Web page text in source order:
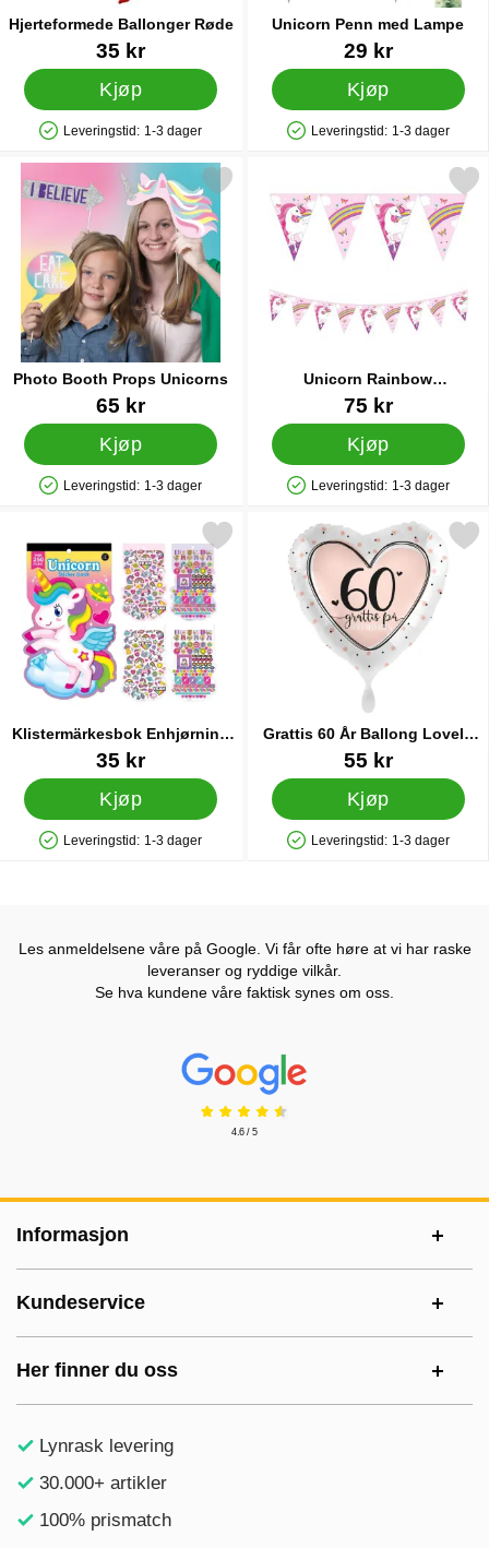
Hjerteformede Ballonger Røde
Varenummer 40971
35 kr
Kjøp
Produkttilgjengelighet: På lager
Leveringstid: 1-3 dager
Unicorn Penn med Lampe
Varenummer 23611
29 kr
Kjøp
Produkttilgjengelighet: På lager
Leveringstid: 1-3 dager
Photo Booth Props Unicorns
Varenummer 18010
65 kr
Kjøp
Produkttilgjengelighet: På lager
Leveringstid: 1-3 dager
Merk photo Booth Props Unicorns som favoritt
Unicorn Rainbow
Flaggirlander
Varenummer 42200
75 kr
Kjøp
Produkttilgjengelighet: På lager
Leveringstid: 1-3 dager
Merk unicorn Rainbow
Klistermärkesbok Enhjørning
250 stk
Varenummer 82933
35 kr
Kjøp
Produkttilgjengelighet: På lager
Leveringstid: 1-3 dager
Merk klistermärkesbok Enhjørning 250 stk som favoritt
Grattis 60 År Ballong Lovely
Birthday
Varenummer 35959
55 kr
Kjøp
Produkttilgjengelighet: På lager
Leveringstid: 1-3 dager
Merk grattis 60 År Ballong
Les anmeldelsene våre på Google. Vi får ofte høre at vi har raske
leveranser og ryddige vilkår.
Se hva kundene våre faktisk synes om oss.
Prisjakt Vurdering: 4.6 Stjerne
4.6 / 5
Informasjon
Kundeservice
Her finner du oss
Lynrask levering
30.000+ artikler
100% prismatch